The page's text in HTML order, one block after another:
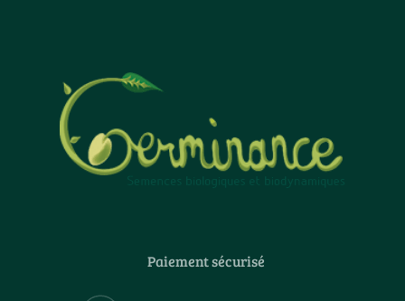
Paiement sécurisé